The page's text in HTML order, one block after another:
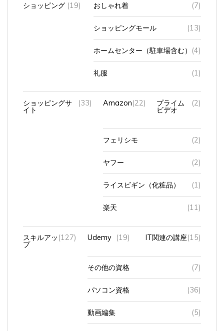
ショッピング (19) おしゃれ着 (7)
ショッピングモール (13)
ホームセンター（駐車場含む） (4)
礼服 (1)
ショッピングサ
イト
(33) Amazon(22) プライム
ビデオ
(2)
フェリシモ (2)
ヤフー (2)
ライスビギン（化粧品） (1)
楽天 (11)
スキルアッ
プ
(127) Udemy (19) IT関連の講座(15)
その他の資格 (7)
パソコン資格 (36)
動画編集 (5)